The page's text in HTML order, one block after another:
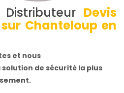
Devis
Chanteloup en
et nous
solution de sécurité la plus